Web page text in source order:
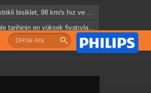
Çift motorlu bu elektrikli bisiklet, 98 km/s hız ve 321 km menzil sunuyor
Yeni iPhone'lar Apple tarihinin en yüksek fiyatıyla geliyor
ABD'de ısı pompası satışları klima satışlarıyla neredeyse eşitlendi